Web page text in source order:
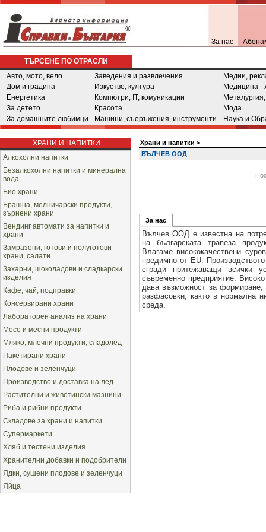
За нас
ТЪРСЕНЕ ПО ОТРАСЛИ
Авто, мото, вело
Дом и градина
Енергетика
За детето
За домашните любимци
Заведения и развлечения
Изкуство, култура
Компютри, IT, комуникации
Красота
Машини, съоръжения, инструменти
Медии,
Медицина -
Мода
Наука и
ХРАНИ И НАПИТКИ
Алкохолни напитки
Безалкохолни напитки и минерална
вода
Био храни
Брашна, мелничарски продукти,
зърнени храни
Вендинг автомати за напитки и
храни
Замразени, готови и полуготови
храни, салати
Захарни, шоколадови и сладкарски
изделия
Кафе, чай, подправки
Консервирани храни
Лабораторен анализ на храни
Месо и месни продукти
Мляко, млечни продукти, сладолед
Пакетирани храни
Плодове и зеленчуци
Производство и доставка на лед
Растителни и животински мазнини
Риба и рибни продукти
Складове за храни и напитки
Супермаркети
Хляб и тестени изделия
Хранителни добавки и подобрители
Ядки, сушени плодове и зеленчуци
Яйца
Храни и напитки >
ВЪЛЧЕВ ООД
За нас
Вълчев ООД е известна на
на българската трапеза
Влагаме висококачествени
предимно от EU.
сгради притежаващи всички
съвременно предприятие.
дава възможност за формиране,
разфасовки, както в нормална
среда.